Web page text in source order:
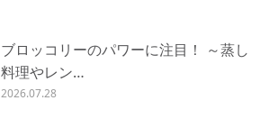
ブロッコリーのパワーに注目！ ～蒸し
料理やレン…
2026.07.28